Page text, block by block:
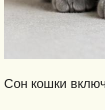
Сон кошки